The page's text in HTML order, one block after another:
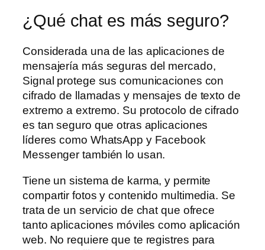
¿Qué chat es más seguro?
Considerada una de las aplicaciones de
mensajería más seguras del mercado,
Signal protege sus comunicaciones con
cifrado de llamadas y mensajes de texto de
extremo a extremo. Su protocolo de cifrado
es tan seguro que otras aplicaciones
líderes como WhatsApp y Facebook
Messenger también lo usan.
Tiene un sistema de karma, y permite
compartir fotos y contenido multimedia. Se
trata de un servicio de chat que ofrece
tanto aplicaciones móviles como aplicación
web. No requiere que te registres para